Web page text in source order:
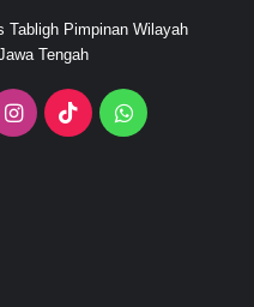
Tabligh Pimpinan Wilayah
Tengah
Instagram
TikTokWhatsApp